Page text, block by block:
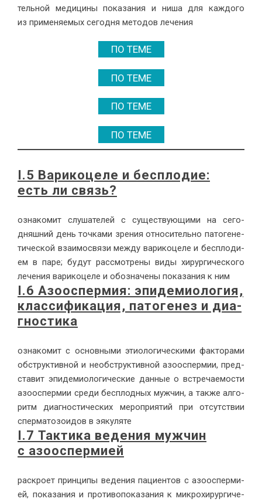
тель­ной ме­ди­ци­ны по­ка­за­ния и ни­ша для каж­до­го
из при­ме­ня­е­мых се­го­дня ме­то­дов ле­че­ния
ПО ТЕМЕ
ПО ТЕМЕ
ПО ТЕМЕ
ПО ТЕМЕ
I.5 Ва­ри­ко­це­ле и бес­пло­дие:
есть ли связь?
озна­ко­мит слу­ша­те­лей с су­ще­ству­ю­щи­ми на се­го­
дняш­ний день точ­ка­ми зре­ния от­но­си­тель­но па­то­ге­не­
ти­че­ской вза­и­мо­свя­зи меж­ду ва­ри­ко­це­ле и бес­пло­ди­
ем в па­ре; бу­дут рас­смот­ре­ны ви­ды хи­рур­ги­че­ско­го
ле­че­ния ва­ри­ко­це­ле и обо­зна­че­ны по­ка­за­ния к ним
I.6 Азоос­пер­мия: эпи­де­мио­ло­гия,
клас­си­фи­ка­ция, па­то­ге­нез и ди­а­
гно­сти­ка
озна­ко­мит с ос­нов­ны­ми этио­ло­ги­че­ски­ми фак­то­ра­ми
об­струк­тив­ной и необ­струк­тив­ной азоос­пер­мии, пред­
ста­вит эпи­де­мио­ло­ги­че­ские дан­ные о встре­ча­е­мо­сти
азоос­пер­мии сре­ди бес­плод­ных муж­чин, а так­же ал­го­
ритм ди­а­гно­сти­че­ских ме­ро­при­я­тий при от­сут­ствии
спер­ма­то­зо­и­дов в эяку­ля­те
I.7 Так­ти­ка ве­де­ния муж­чин
с азоос­пер­ми­ей
рас­кро­ет прин­ци­пы ве­де­ния па­ци­ен­тов с азоос­пер­ми­
ей, по­ка­за­ния и про­ти­во­по­ка­за­ния к мик­ро­хи­рур­ги­че­